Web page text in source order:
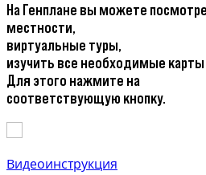
На Генплане вы можете
местности,
виртуальные туры,
изучить все необходимые
Для этого нажмите на
соответствующую кнопку.
Видеоинструкция